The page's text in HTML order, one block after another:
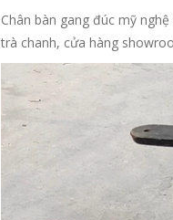
Chân bàn gang đúc mỹ
trà chanh, cửa hàng